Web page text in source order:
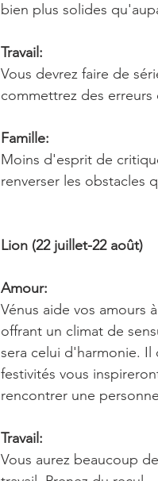
bien plus solides
Travail:
Vous devrez faire de
commettrez des
Famille:
Moins d'esprit de
renverser les obstacles
Lion (22 juillet-22 août)
Amour:
Vénus aide vos amours
offrant un climat de
sera celui d'harmonie. Il
festivités vous
rencontrer une
Travail:
Vous aurez beaucoup